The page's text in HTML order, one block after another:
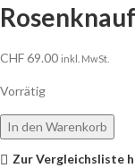
CHF69.00 inkl. MwSt.
Vorrätig
In den Warenkorb
Zur Vergleichsliste